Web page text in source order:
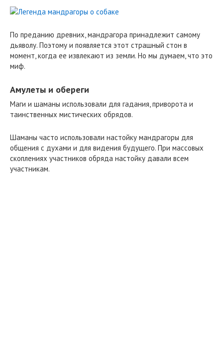
По преданию древних, мандрагора принадлежит самому
дьяволу. Поэтому и появляется этот страшный стон в
момент, когда ее извлекают из земли. Но мы думаем, что это
миф.
Амулеты и обереги
Маги и шаманы использовали для гадания, приворота и
таинственных мистических обрядов.
Шаманы часто использовали настойку мандрагоры для
общения с духами и для видения будущего. При массовых
скоплениях участников обряда настойку давали всем
участникам.